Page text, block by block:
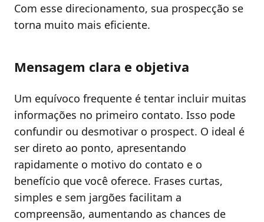
Com esse direcionamento, sua prospecção se
torna muito mais eficiente.
Mensagem clara e objetiva
Um equívoco frequente é tentar incluir muitas
informações no primeiro contato. Isso pode
confundir ou desmotivar o prospect. O ideal é
ser direto ao ponto, apresentando
rapidamente o motivo do contato e o
benefício que você oferece. Frases curtas,
simples e sem jargões facilitam a
compreensão, aumentando as chances de